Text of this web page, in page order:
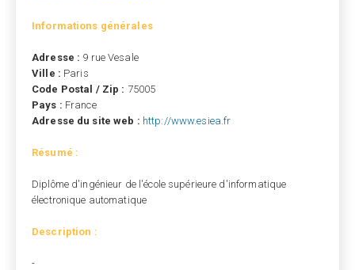
Informations générales
Adresse : 9 rue Vesale
Ville : Paris
Code Postal / Zip : 75005
Pays : France
Adresse du site web : http://www.esiea.fr
Résumé :
Diplôme d'ingénieur de l'école supérieure d'informatique
électronique automatique
Description :
-